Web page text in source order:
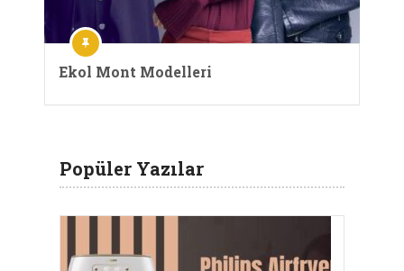
Ekol Mont Modelleri
Popüler Yazılar